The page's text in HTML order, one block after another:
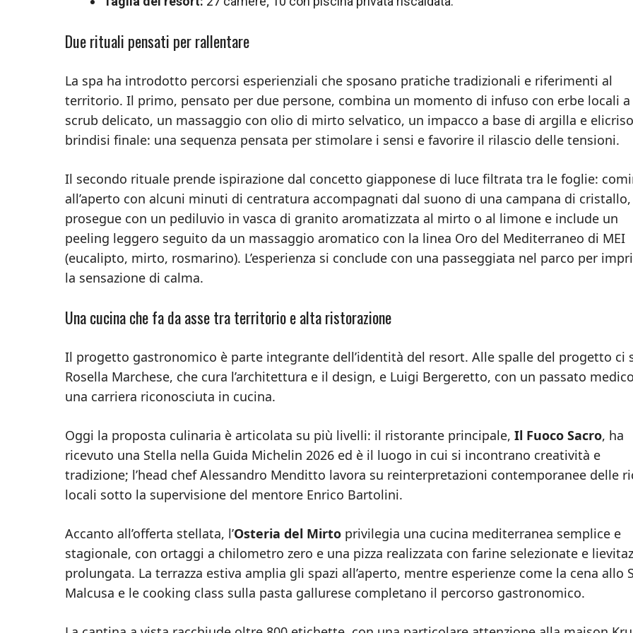
Due rituali pensati per rallentare
La spa ha introdotto percorsi esperienziali che sposano pratiche tradizionali e riferimenti al
territorio. Il primo, pensato per due persone, combina un momento di infuso con erbe locali
scrub delicato, un massaggio con olio di mirto selvatico, un impacco a base di argilla e
brindisi finale: una sequenza pensata per stimolare i sensi e favorire il rilascio delle tensioni.
Il secondo rituale prende ispirazione dal concetto giapponese di luce filtrata tra le foglie:
all’aperto con alcuni minuti di centratura accompagnati dal suono di una campana di cristallo,
prosegue con un pediluvio in vasca di granito aromatizzata al mirto o al limone e include un
peeling leggero seguito da un massaggio aromatico con la linea Oro del Mediterraneo di MEI
(eucalipto, mirto, rosmarino). L’esperienza si conclude con una passeggiata nel parco per
la sensazione di calma.
Una cucina che fa da asse tra territorio e alta ristorazione
Il progetto gastronomico è parte integrante dell’identità del resort. Alle spalle del progetto ci
Rosella Marchese, che cura l’architettura e il design, e Luigi Bergeretto, con un passato
una carriera riconosciuta in cucina.
Oggi la proposta culinaria è articolata su più livelli: il ristorante principale, Il Fuoco Sacro, ha
ricevuto una Stella nella Guida Michelin 2026 ed è il luogo in cui si incontrano creatività e
tradizione; l’head chef Alessandro Menditto lavora su reinterpretazioni contemporanee delle
locali sotto la supervisione del mentore Enrico Bartolini.
Accanto all’offerta stellata, l’Osteria del Mirto privilegia una cucina mediterranea semplice e
stagionale, con ortaggi a chilometro zero e una pizza realizzata con farine selezionate e
prolungata. La terrazza estiva amplia gli spazi all’aperto, mentre esperienze come la cena allo
Malcusa e le cooking class sulla pasta gallurese completano il percorso gastronomico.